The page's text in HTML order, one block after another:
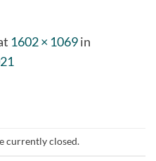
1602 × 1069in
currently closed.